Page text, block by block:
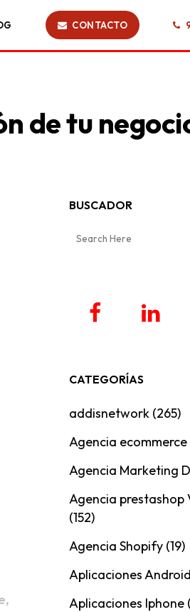
CONTACTO
de tu
,
BUSCADOR
CATEGORÍAS
addisnetwork (265)
Agencia ecommerce
Agencia Marketing
Agencia prestashop
(152)
Agencia Shopify (19)
Aplicaciones Android
Aplicaciones Iphone